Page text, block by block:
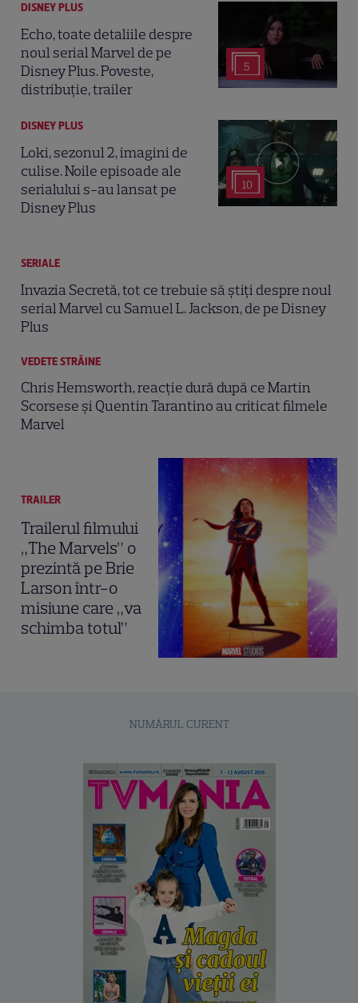
5
DISNEY PLUS
Echo, toate detaliile despre
noul serial Marvel de pe
Disney Plus. Poveste,
distribuție, trailer
10
DISNEY PLUS
Loki, sezonul 2, imagini de
culise. Noile episoade ale
serialului s-au lansat pe
Disney Plus
SERIALE
Invazia Secretă, tot ce trebuie să știți despre noul
serial Marvel cu Samuel L. Jackson, de pe Disney
Plus
VEDETE STRĂINE
Chris Hemsworth, reacție dură după ce Martin
Scorsese și Quentin Tarantino au criticat filmele
Marvel
TRAILER
Trailerul filmului
„The Marvels” o
prezintă pe Brie
Larson într-o
misiune care „va
schimba totul”
NUMĂRUL CURENT